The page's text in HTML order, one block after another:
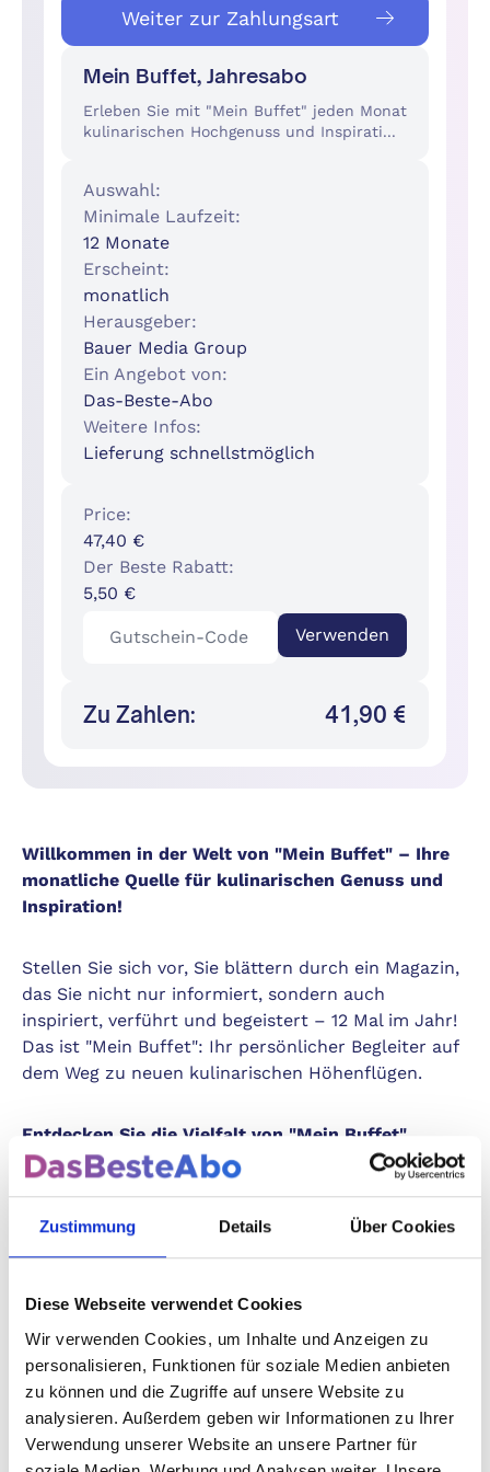
Zustimmung Details Über Cookies
Diese Webseite verwendet Cookies
Wir verwenden Cookies, um Inhalte und Anzeigen zu
personalisieren, Funktionen für soziale Medien anbieten
zu können und die Zugriffe auf unsere Website zu
analysieren. Außerdem geben wir Informationen zu Ihrer
Verwendung unserer Website an unsere Partner für
Weiter zur Zahlungsart
Mein Buffet, Jahresabo
Erleben Sie mit "Mein Buffet" jeden Monat
kulinarischen Hochgenuss und Inspirati...
Auswahl:
Minimale Laufzeit:
12 Monate
Erscheint:
monatlich
Herausgeber:
Bauer Media Group
Ein Angebot von:
Das-Beste-Abo
Weitere Infos:
Lieferung schnellstmöglich
Price:
47,40 €
Der Beste Rabatt:
5,50 €
Verwenden
Zu Zahlen: 41,90 €
Willkommen in der Welt von "Mein Buffet" – Ihre
monatliche Quelle für kulinarischen Genuss und
Inspiration!
Stellen Sie sich vor, Sie blättern durch ein Magazin,
das Sie nicht nur informiert, sondern auch
inspiriert, verführt und begeistert – 12 Mal im Jahr!
Das ist "Mein Buffet": Ihr persönlicher Begleiter auf
dem Weg zu neuen kulinarischen Höhenflügen.
Entdecken Sie die Vielfalt von "Mein Buffet"
Kulinarische Reisen
Erleben Sie in jeder Ausgabe eine kulinarische
bis hin zu amerikanischen BBQ-Spezialitäten –
Exklusive Rezepte
Unsere Chefköche und Food-Blogger teilen ihre
besten Rezepte und Tipps mit Ihnen, damit jedes